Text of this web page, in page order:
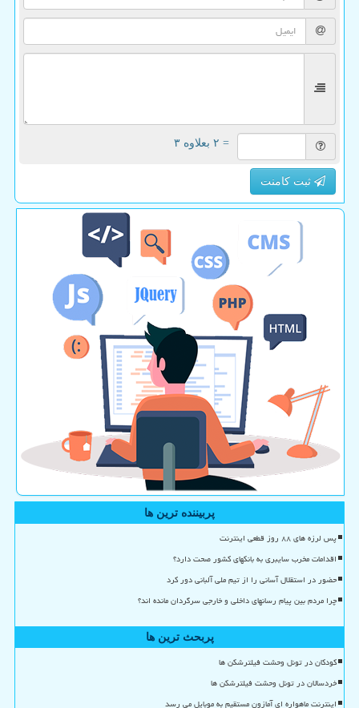
= ۲ بعلاوه ۳
ثبت کامنت
پربیننده ترین ها
پس لرزه های ۸۸ روز قطعی اینترنت
اقدامات مخرب سایبری به بانکهای کشور صحت دارد؟
حضور در استقلال آسانی را از تیم ملی آلبانی دور کرد
چرا مردم بین پیام رسانهای داخلی و خارجی سرگردان مانده اند؟
پربحث ترین ها
کودکان در تونل وحشت فیلترشکن ها
خردسالان در تونل وحشت فیلترشکن ها
اینترنت ماهواره ای آمازون مستقیم به موبایل می رسد